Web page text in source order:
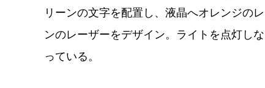
リーンの文字を配置し、液晶へオレンジの
ンのレーザーをデザイン。ライトを点灯し
っている。